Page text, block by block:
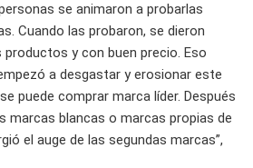
se animaron a probarlas
Cuando las probaron, se dieron
y con buen precio. Eso
a desgastar y erosionar este
puede comprar marca líder. Después
marcas blancas o marcas propias de
el auge de las segundas marcas”,